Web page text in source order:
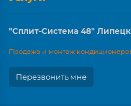
"Сплит-Система 48" Липецк
Продажа и монтаж
Перезвонить мне